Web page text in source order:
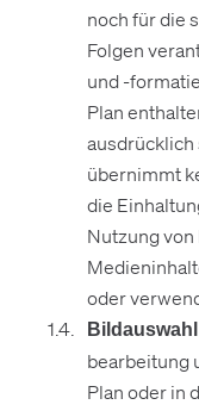
noch für die
Folgen
und -
Plan
ausdrücklich
übernimmt
die
Nutzung
oder
bearbeitung
Plan oder in